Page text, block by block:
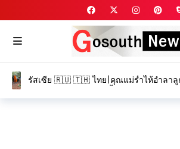
รัสเซีย 🇷🇺 🇹🇭 ไทย|คุณแม่ร่ำไห้อำลาลู
ด้วยความโศกเศร้า